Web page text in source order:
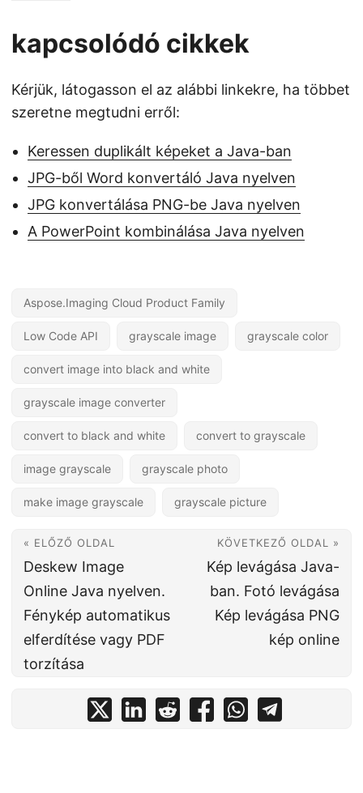
kapcsolódó cikkek
Kérjük, látogasson el az alábbi linkekre, ha többet
szeretne megtudni erről:
Keressen duplikált képeket a Java-ban
JPG-ből Word konvertáló Java nyelven
JPG konvertálása PNG-be Java nyelven
A PowerPoint kombinálása Java nyelven
Aspose.Imaging Cloud Product Family
Low Code API grayscale image grayscale color
convert image into black and white
grayscale image converter
convert to black and white convert to grayscale
image grayscale grayscale photo
make image grayscale grayscale picture
« ELŐZŐ OLDAL
Deskew Image
Online Java nyelven.
Fénykép automatikus
elferdítése vagy PDF
torzítása
KÖVETKEZŐ OLDAL »
Kép levágása Java-
ban. Fotó levágása
Kép levágása PNG
kép online